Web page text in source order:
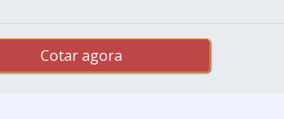
Cotar agora